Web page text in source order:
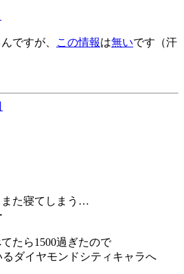
ですが、 この情報は無いです（汗
また寝てしまう…
たら1500過ぎたので
ダイヤモンドシティキャラへ